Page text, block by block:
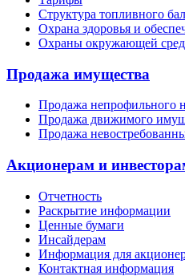
Структура топливного
Охрана здоровья и
Охраны окружающей
Продажа имущества
Продажа непрофильного
Продажа движимого
Продажа
Акционерам и
Отчетность
Раскрытие информации
Ценные бумаги
Инсайдерам
Информация для
Контактная информация